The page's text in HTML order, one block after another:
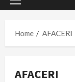
Primary
Home
AFACERI
AFACERI